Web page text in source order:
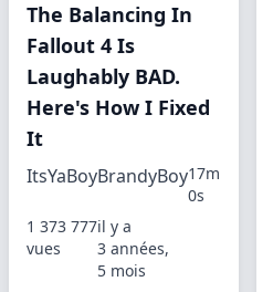
The Balancing In
Fallout 4 Is
Laughably BAD.
Here's How I Fixed
It
ItsYaBoyBrandyBoy17m
0s
1 373 777
vues
il y a
3 années,
5 mois